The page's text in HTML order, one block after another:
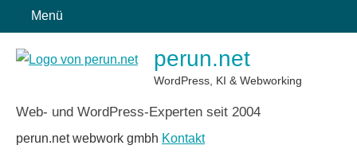
Inhalt
springen
Menü
perun.net
WordPress, KI & Webworking
Web- und WordPress-Experten seit 2004
perun.net webwork gmbh Kontakt